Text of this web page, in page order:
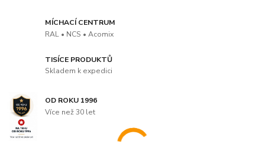
MÍCHACÍ CENTRUM
RAL • NCS • Acomix
TISÍCE PRODUKTŮ
Skladem k expedici
OD ROKU 1996
Více než 30 let